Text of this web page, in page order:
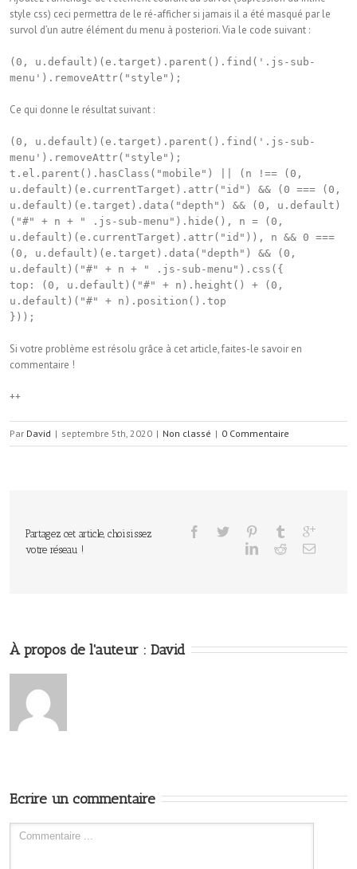
style css) ceci permettra de le ré-afficher si jamais il a été masqué par le
survol d’un autre élément du menu à posteriori. Via le code suivant :
(0, u.default)(e.target).parent().find('.js-sub-
menu').removeAttr("style");
Ce qui donne le résultat suivant :
(0, u.default)(e.target).parent().find('.js-sub-
menu').removeAttr("style");
t.el.parent().hasClass("mobile") || (n !== (0,
u.default)(e.currentTarget).attr("id") && (0 === (0,
u.default)(e.target).data("depth") && (0, u.default)
("#" + n + " .js-sub-menu").hide(), n = (0,
u.default)(e.currentTarget).attr("id")), n && 0 ===
(0, u.default)(e.target).data("depth") && (0,
u.default)("#" + n + " .js-sub-menu").css({
top: (0, u.default)("#" + n).height() + (0,
u.default)("#" + n).position().top
}));
Si votre problème est résolu grâce à cet article, faites-le savoir en
commentaire !
++
Par David | septembre 5th, 2020 | Non classé | 0 Commentaire
Partagez cet article, choisissez
votre réseau !
À propos de l'auteur : David
Ecrire un commentaire